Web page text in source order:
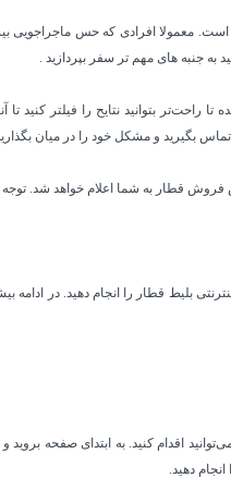
معمولا افرادی که حس ماجراجویی
به جنبه های مهم تر سفر بپردازید .
بتوانید نتایح را فیلتر کنید تا
بگیرید و مشکل خود را در میان
فروش قطار به شما اعلام خواهد شد. توجه
بلیط قطار را انجام دهید. در ادامه
اقدام کنید. به ابتدای صفحه بروید و
دهید.